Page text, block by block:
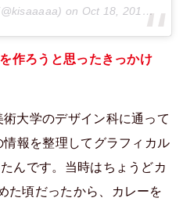
on Oct 18, 2018 at 5:48am PDT
作ろうと思ったきっかけ
大学のデザイン科に通って
報を整理してグラフィカル
んです。当時はちょうどカ
た頃だったから、カレーを